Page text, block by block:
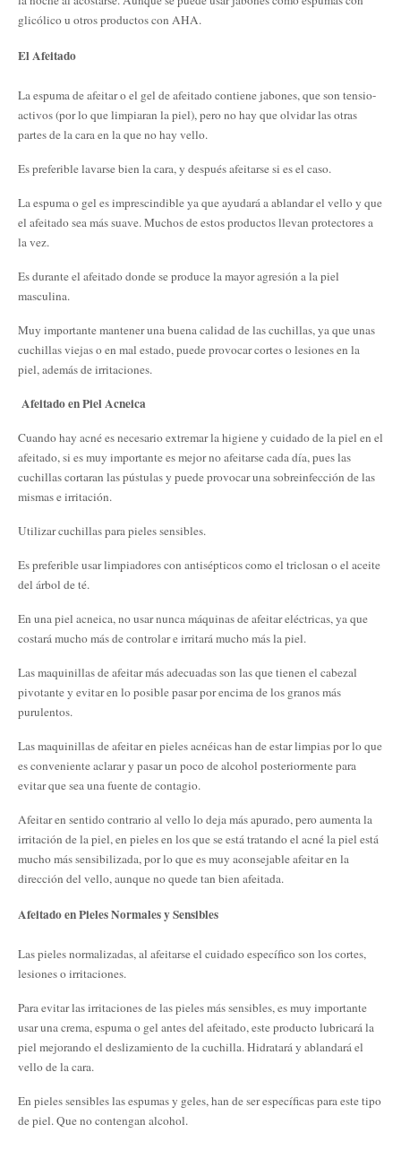
glicólico u otros productos con AHA.
El Afeitado
La espuma de afeitar o el gel de afeitado contiene jabones, que son tensio-
activos (por lo que limpiaran la piel), pero no hay que olvidar las otras
partes de la cara en la que no hay vello.
Es preferible lavarse bien la cara, y después afeitarse si es el caso.
La espuma o gel es imprescindible ya que ayudará a ablandar el vello y que
el afeitado sea más suave. Muchos de estos productos llevan protectores a
la vez.
Es durante el afeitado donde se produce la mayor agresión a la piel
masculina.
Muy importante mantener una buena calidad de las cuchillas, ya que unas
cuchillas viejas o en mal estado, puede provocar cortes o lesiones en la
piel, además de irritaciones.
Afeitado en Piel Acneica
Cuando hay acné es necesario extremar la higiene y cuidado de la piel en el
afeitado, si es muy importante es mejor no afeitarse cada día, pues las
cuchillas cortaran las pústulas y puede provocar una sobreinfección de las
mismas e irritación.
Utilizar cuchillas para pieles sensibles.
Es preferible usar limpiadores con antisépticos como el triclosan o el aceite
del árbol de té.
En una piel acneica, no usar nunca máquinas de afeitar eléctricas, ya que
costará mucho más de controlar e irritará mucho más la piel.
Las maquinillas de afeitar más adecuadas son las que tienen el cabezal
pivotante y evitar en lo posible pasar por encima de los granos más
purulentos.
Las maquinillas de afeitar en pieles acnéicas han de estar limpias por lo que
es conveniente aclarar y pasar un poco de alcohol posteriormente para
evitar que sea una fuente de contagio.
Afeitar en sentido contrario al vello lo deja más apurado, pero aumenta la
irritación de la piel, en pieles en los que se está tratando el acné la piel está
mucho más sensibilizada, por lo que es muy aconsejable afeitar en la
dirección del vello, aunque no quede tan bien afeitada.
Afeitado en Pieles Normales y Sensibles
Las pieles normalizadas, al afeitarse el cuidado específico son los cortes,
lesiones o irritaciones.
Para evitar las irritaciones de las pieles más sensibles, es muy importante
usar una crema, espuma o gel antes del afeitado, este producto lubricará la
piel mejorando el deslizamiento de la cuchilla. Hidratará y ablandará el
vello de la cara.
En pieles sensibles las espumas y geles, han de ser específicas para este tipo
de piel. Que no contengan alcohol.